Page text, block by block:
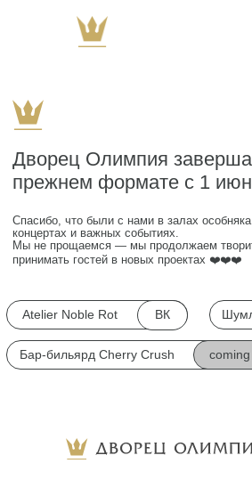
Шумли by Olympia
Atelier Noble Rot ВК
Дворец Олимпия завершает работу в
прежнем формате с 1 июня 2025
Спасибо, что были с нами в залах особняка — на праздниках,
концертах и важных событиях.
Мы не прощаемся — мы продолжаем творить, вдохновлять и
принимать гостей в новых проектах ❤️❤️❤️
Бар-бильярд Cherry Crush coming soon